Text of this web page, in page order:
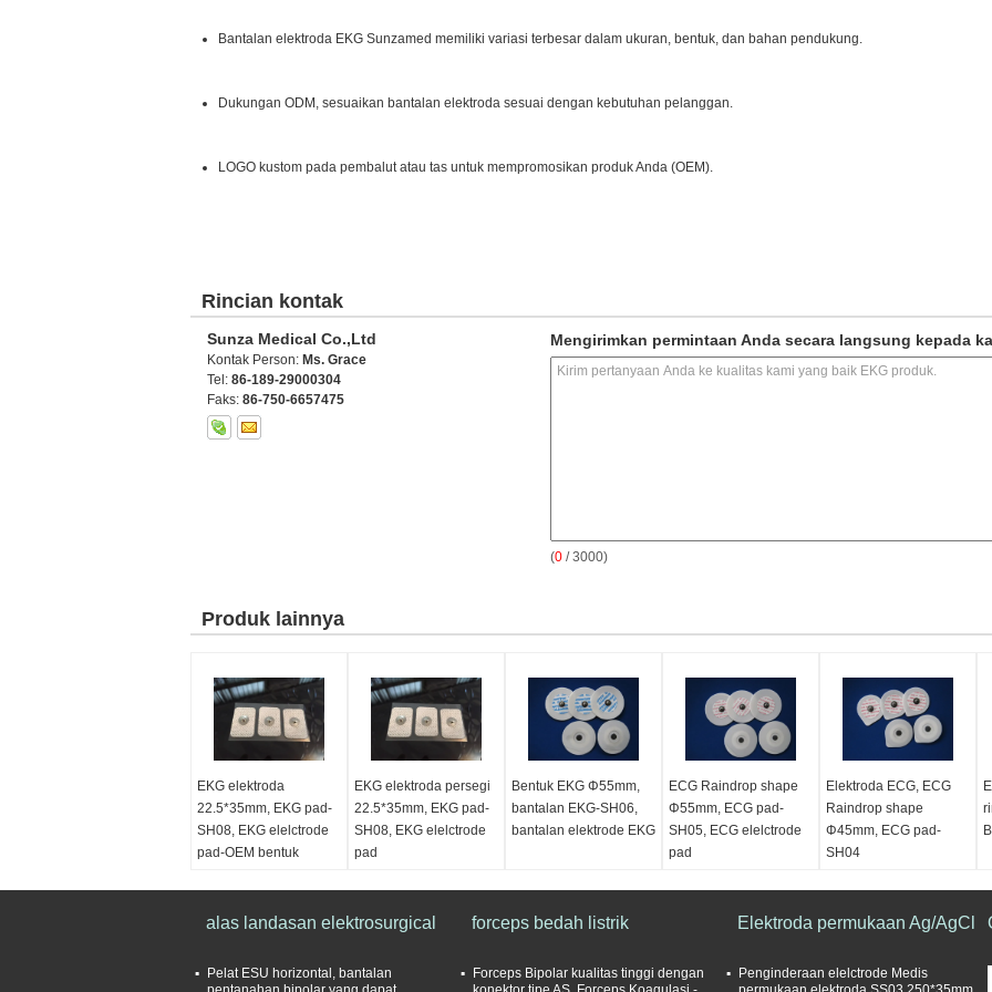
Bantalan elektroda EKG Sunzamed memiliki variasi terbesar dalam ukuran, bentuk, dan bahan pendukung.
Dukungan ODM, sesuaikan bantalan elektroda sesuai dengan kebutuhan pelanggan.
LOGO kustom pada pembalut atau tas untuk mempromosikan produk Anda (OEM).
Rincian kontak
Sunza Medical Co.,Ltd
Kontak Person: Ms. Grace
Tel: 86-189-29000304
Faks: 86-750-6657475
Mengirimkan permintaan Anda secara langsung kepada
(0 / 3000)
Produk lainnya
EKG elektroda
22.5*35mm, EKG pad-
SH08, EKG elelctrode
pad-OEM bentuk
EKG elektroda persegi
22.5*35mm, EKG pad-
SH08, EKG elelctrode
pad
Bentuk EKG Φ55mm,
bantalan EKG-SH06,
bantalan elektrode EKG
ECG Raindrop shape
Φ55mm, ECG pad-
SH05, ECG elelctrode
pad
Elektroda ECG, ECG
Raindrop shape
Φ45mm, ECG pad-
SH04
alas landasan elektrosurgical
Pelat ESU horizontal, bantalan
forceps bedah listrik
Forceps Bipolar kualitas tinggi dengan
Elektroda permukaan Ag/AgCl
Penginderaan elelctrode Medis